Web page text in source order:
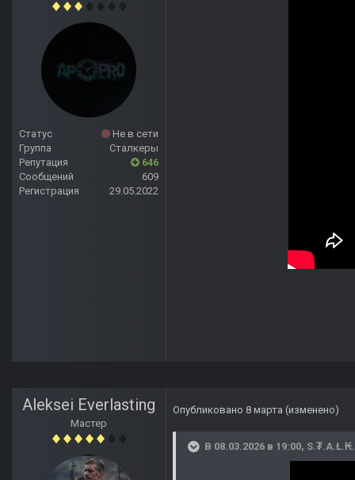
Статус
Не в сети
Группа
Сталкеры
Репутация
646
Сообщений
609
Регистрация
29.05.2022
Aleksei Everlasting
Мастер
Опубликовано 8 марта (изменено)
В 08.03.2026 в 19:00,